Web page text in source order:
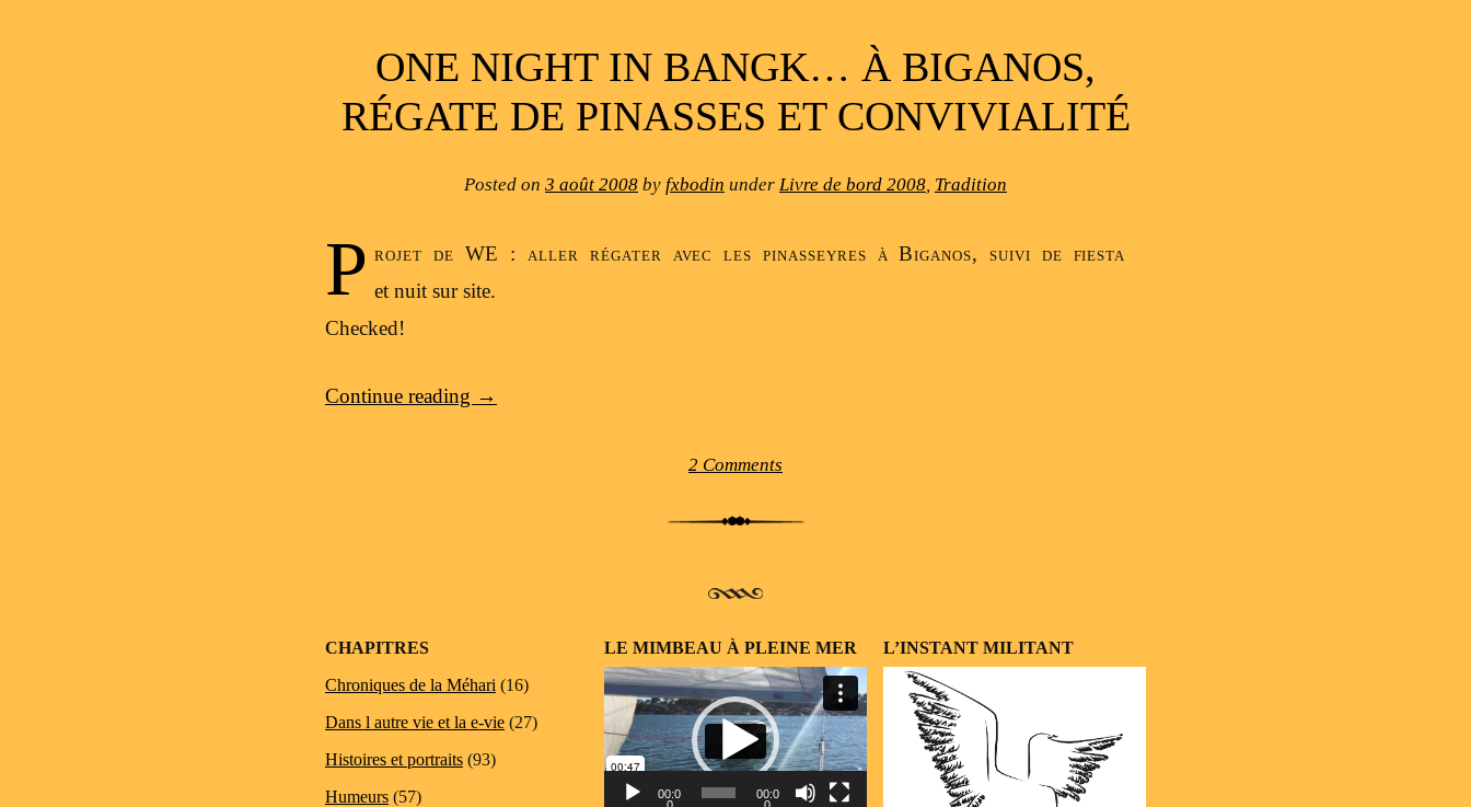
ONE NIGHT IN BANGK… À BIGANOS,
RÉGATE DE PINASSES ET CONVIVIALITÉ
Posted on 3 août 2008 by fxbodin under Livre de bord 2008, Tradition
P rojet de WE : aller régater avec les pinasseyres à Biganos, suivi de fiesta
et nuit sur site.
Checked!
Continue reading →
2 Comments
CHAPITRES
Chroniques de la Méhari (16)
Dans l autre vie et la e-vie (27)
Histoires et portraits (93)
Humeurs (57)
LE MIMBEAU À PLEINE MER
Lecteur
vidéo
00:0
0
00:0
0
L’INSTANT MILITANT